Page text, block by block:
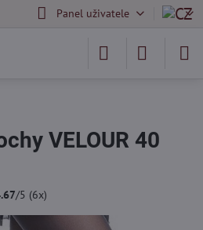
Panel uživatele
VELOUR 40
/5 (6x)